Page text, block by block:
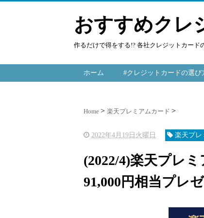
おすすめクレ
作るだけで得をする!? 各社クレジットカード
ホーム #クレジットカードの選び
Home 楽天プレミアムカード
2022年4月19日火曜日 楽天プレ
(2022/4)楽天プレ
91,000円相当プレ